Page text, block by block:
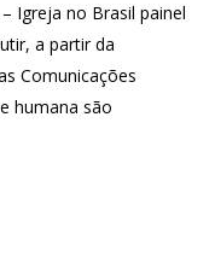
Igreja no Brasil painel
a partir da
Comunicações
humana são